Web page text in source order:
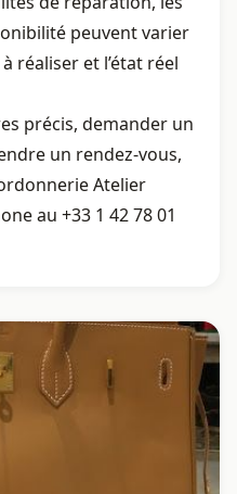
peuvent varier
réaliser et l’état réel
précis, demander un
un rendez-vous,
Atelier
au +33 1 42 78 01